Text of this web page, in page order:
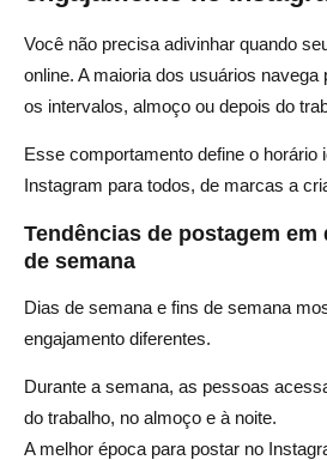
Você não precisa adivinhar quando
online. A maioria dos usuários navega
os intervalos, almoço ou depois do
Esse comportamento define o horário
Instagram para todos, de marcas a
Tendências de postagem
de semana
Dias de semana e fins de semana
engajamento diferentes.
Durante a semana, as pessoas
do trabalho, no almoço e à noite.
A melhor época para postar no